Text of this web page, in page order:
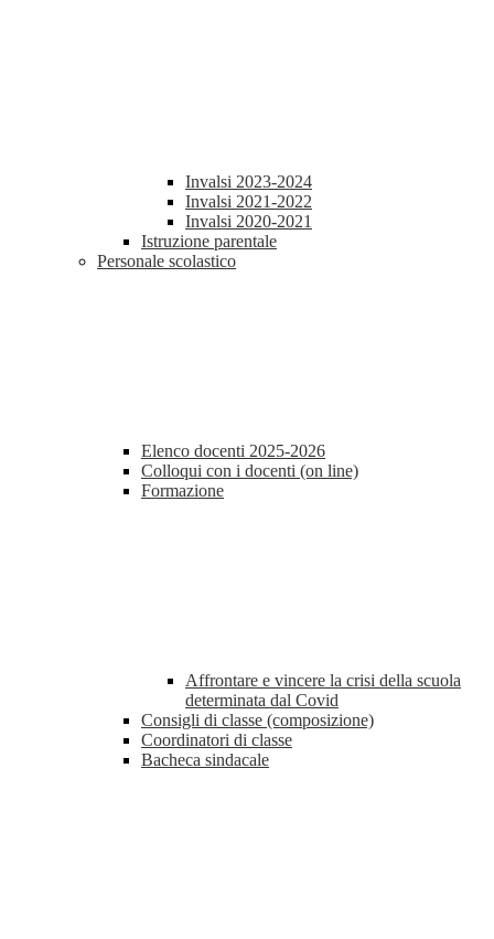
Invalsi 2023-2024
Invalsi 2021-2022
Invalsi 2020-2021
Istruzione parentale
Personale scolastico
Elenco docenti 2025-2026
Colloqui con i docenti (on line)
Formazione
Affrontare e vincere la crisi della scuola
determinata dal Covid
Consigli di classe (composizione)
Coordinatori di classe
Bacheca sindacale